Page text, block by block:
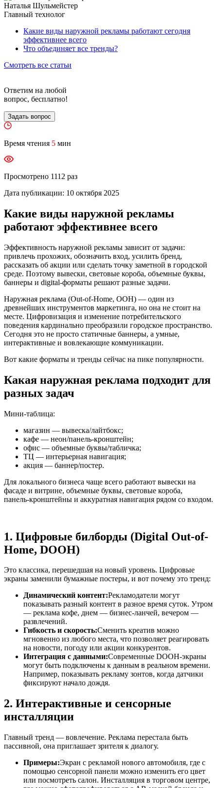
Наталья Шульмейстер
Главный технолог
Какие виды наружной рекламы работают сегодня
эффективнее всего
Что объединяет все тренды?
Смотреть все статьи
Ответим на любой
вопрос, бесплатно!
Задать вопрос
Время чтения 5 мин
Просмотрено 1112 раз
Дата публикации: 10 октября 2025
Какие виды наружной рекламы
работают эффективнее всего
Эффективность наружной рекламы зависит от задачи:
привлечь прохожих, обозначить вход, усилить бренд,
рассказать об акции или сделать точку заметной в городской
среде. Поэтому вывески, световые короба, объемные буквы,
баннеры и digital‑форматы решают разные задачи.
Наружная реклама (Out-of-Home, OOH) — один из
древнейших инструментов маркетинга, но она не стоит на
месте. Цифровизация и изменение потребительского
поведения кардинально преобразили городское пространство.
Сегодня это не просто статичные баннеры, а умные,
интерактивные и вовлекающие коммуникации.
Вот какие форматы и тренды сейчас на пике популярности.
Какая наружная реклама подходит для
разных задач
Мини-таблица:
магазин — вывеска/лайтбокс;
кафе — неон/панель‑кронштейн;
офис — объемные буквы/табличка;
ТЦ — интерьерная навигация;
акция — баннер/постер.
Для локального бизнеса чаще всего работают вывески на
фасаде и витрине, объемные буквы, световые короба,
панель‑кронштейны и аккуратная навигация рядом со входом.
1. Цифровые билборды (Digital Out-of-
Home, DOOH)
Это классика, перешедшая на новый уровень. Цифровые
экраны заменили бумажные постеры, и вот почему это тренд:
Динамический контент:Рекламодатели могут
показывать разный контент в разное время суток. Утром
— реклама кофе, днем — бизнес-ланчей, вечером —
развлечений.
Гибкость и скорость:Сменить креатив можно
мгновенно из любого места, что позволяет реагировать
на новости, погоду или акции конкурентов.
Интеграция с данными:Современные DOOH-экраны
могут быть подключены к данным в реальном времени.
Например, показывать рекламу зонтов, когда датчики
фиксируют начало дождя.
2. Интерактивные и сенсорные
инсталляции
Главный тренд — вовлечение. Реклама перестала быть
пассивной, она приглашает зрителя к диалогу.
Примеры:Экран с рекламой нового автомобиля, где с
помощью сенсорной панели можно изменить его цвет
или посмотреть салон. Инсталляция в торговом центре,